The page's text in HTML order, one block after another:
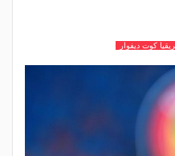
كوت ديفوار